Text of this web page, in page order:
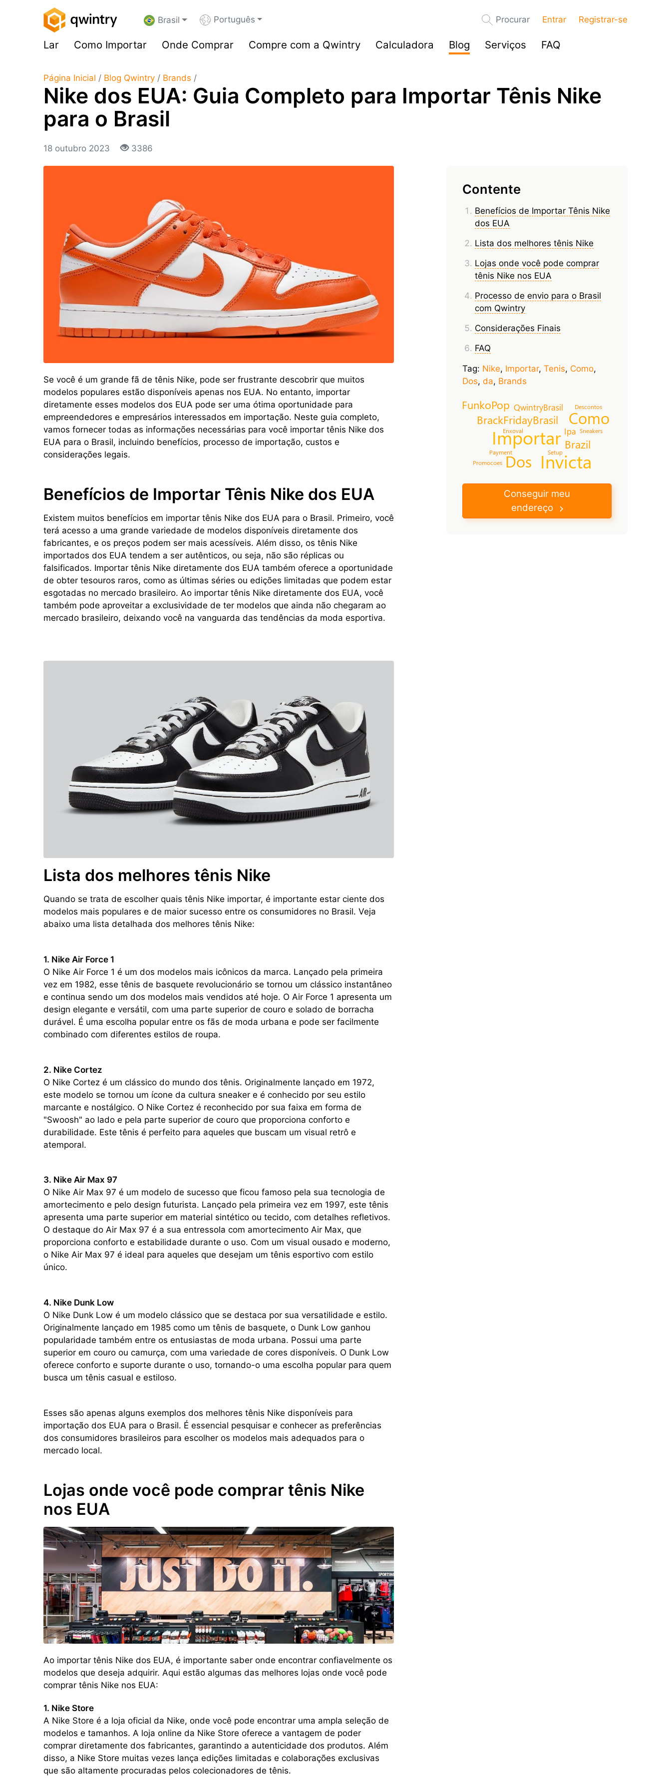
Brasil Português Procurar Entrar Registrar-se
Lar Como Importar Onde Comprar Compre com a Qwintry Calculadora Blog Serviços FAQ
Página Inicial / Blog Qwintry / Brands /
Nike dos EUA: Guia Completo para Importar Tênis Nike
para o Brasil
18 outubro 2023 3386
Contente
Benefícios de Importar Tênis Nike
dos EUA
Lista dos melhores tênis Nike
Lojas onde você pode comprar
tênis Nike nos EUA
Processo de envio para o Brasil
com Qwintry
Considerações Finais
FAQ
Tag: Nike, Importar,Tenis, Como,
Dos,da, Brands
Importar
Invicta
Dos
Como
Brazil
BrackFridayBrasil
FunkoPop
Ipa
QwintryBrasil
Payment
Setup
Promocoes
Enxoval
Descontos
Sneakers
Conseguir meu
endereço
Se você é um grande fã de tênis Nike, pode ser frustrante descobrir que muitos
modelos populares estão disponíveis apenas nos EUA. No entanto, importar
diretamente esses modelos dos EUA pode ser uma ótima oportunidade para
empreendedores e empresários interessados em importação. Neste guia completo,
vamos fornecer todas as informações necessárias para você importar tênis Nike dos
EUA para o Brasil, incluindo benefícios, processo de importação, custos e
considerações legais.
Benefícios de Importar Tênis Nike dos EUA
Existem muitos benefícios em importar tênis Nike dos EUA para o Brasil. Primeiro, você
terá acesso a uma grande variedade de modelos disponíveis diretamente dos
fabricantes, e os preços podem ser mais acessíveis. Além disso, os tênis Nike
importados dos EUA tendem a ser autênticos, ou seja, não são réplicas ou
falsificados. Importar tênis Nike diretamente dos EUA também oferece a oportunidade
de obter tesouros raros, como as últimas séries ou edições limitadas que podem estar
esgotadas no mercado brasileiro. Ao importar tênis Nike diretamente dos EUA, você
também pode aproveitar a exclusividade de ter modelos que ainda não chegaram ao
mercado brasileiro, deixando você na vanguarda das tendências da moda esportiva.
Lista dos melhores tênis Nike
Quando se trata de escolher quais tênis Nike importar, é importante estar ciente dos
modelos mais populares e de maior sucesso entre os consumidores no Brasil. Veja
abaixo uma lista detalhada dos melhores tênis Nike:
1. Nike Air Force 1
O Nike Air Force 1 é um dos modelos mais icônicos da marca. Lançado pela primeira
vez em 1982, esse tênis de basquete revolucionário se tornou um clássico instantâneo
e continua sendo um dos modelos mais vendidos até hoje. O Air Force 1 apresenta um
design elegante e versátil, com uma parte superior de couro e solado de borracha
durável. É uma escolha popular entre os fãs de moda urbana e pode ser facilmente
combinado com diferentes estilos de roupa.
2. Nike Cortez
O Nike Cortez é um clássico do mundo dos tênis. Originalmente lançado em 1972,
este modelo se tornou um ícone da cultura sneaker e é conhecido por seu estilo
marcante e nostálgico. O Nike Cortez é reconhecido por sua faixa em forma de
"Swoosh" ao lado e pela parte superior de couro que proporciona conforto e
durabilidade. Este tênis é perfeito para aqueles que buscam um visual retrô e
atemporal.
3. Nike Air Max 97
O Nike Air Max 97 é um modelo de sucesso que ficou famoso pela sua tecnologia de
amortecimento e pelo design futurista. Lançado pela primeira vez em 1997, este tênis
apresenta uma parte superior em material sintético ou tecido, com detalhes refletivos.
O destaque do Air Max 97 é a sua entressola com amortecimento Air Max, que
proporciona conforto e estabilidade durante o uso. Com um visual ousado e moderno,
o Nike Air Max 97 é ideal para aqueles que desejam um tênis esportivo com estilo
único.
4. Nike Dunk Low
O Nike Dunk Low é um modelo clássico que se destaca por sua versatilidade e estilo.
Originalmente lançado em 1985 como um tênis de basquete, o Dunk Low ganhou
popularidade também entre os entusiastas de moda urbana. Possui uma parte
superior em couro ou camurça, com uma variedade de cores disponíveis. O Dunk Low
oferece conforto e suporte durante o uso, tornando-o uma escolha popular para quem
busca um tênis casual e estiloso.
Esses são apenas alguns exemplos dos melhores tênis Nike disponíveis para
importação dos EUA para o Brasil. É essencial pesquisar e conhecer as preferências
dos consumidores brasileiros para escolher os modelos mais adequados para o
mercado local.
Lojas onde você pode comprar tênis Nike
nos EUA
Ao importar tênis Nike dos EUA, é importante saber onde encontrar confiavelmente os
modelos que deseja adquirir. Aqui estão algumas das melhores lojas onde você pode
comprar tênis Nike nos EUA:
1. Nike Store
A Nike Store é a loja oficial da Nike, onde você pode encontrar uma ampla seleção de
modelos e tamanhos. A loja online da Nike Store oferece a vantagem de poder
comprar diretamente dos fabricantes, garantindo a autenticidade dos produtos. Além
disso, a Nike Store muitas vezes lança edições limitadas e colaborações exclusivas
que são altamente procuradas pelos colecionadores de tênis.